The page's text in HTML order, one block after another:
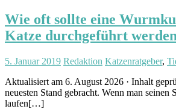
Wie oft sollte eine
Katze durchgeführt
5. Januar 2019 Redaktion Katzenratgeber,
Aktualisiert am 6. August 2026 · Inhalt
neuesten Stand gebracht. Wenn man seinen
laufen[…]